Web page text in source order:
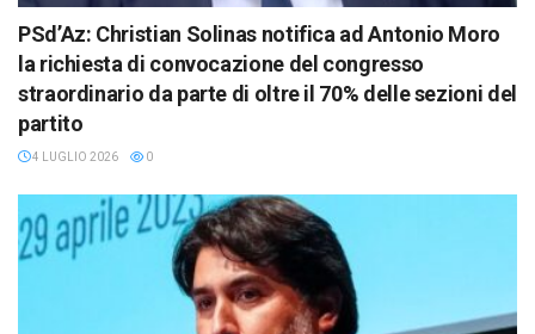
PSd’Az: Christian Solinas notifica ad Antonio Moro
la richiesta di convocazione del congresso
straordinario da parte di oltre il 70% delle sezioni del
partito
4 LUGLIO 2026 0